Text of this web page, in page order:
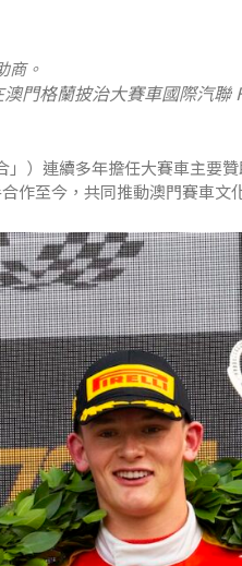
商。
門格蘭披治大賽車國際汽
）連續多年擔任大賽車主要
作至今，共同推動澳門賽車文